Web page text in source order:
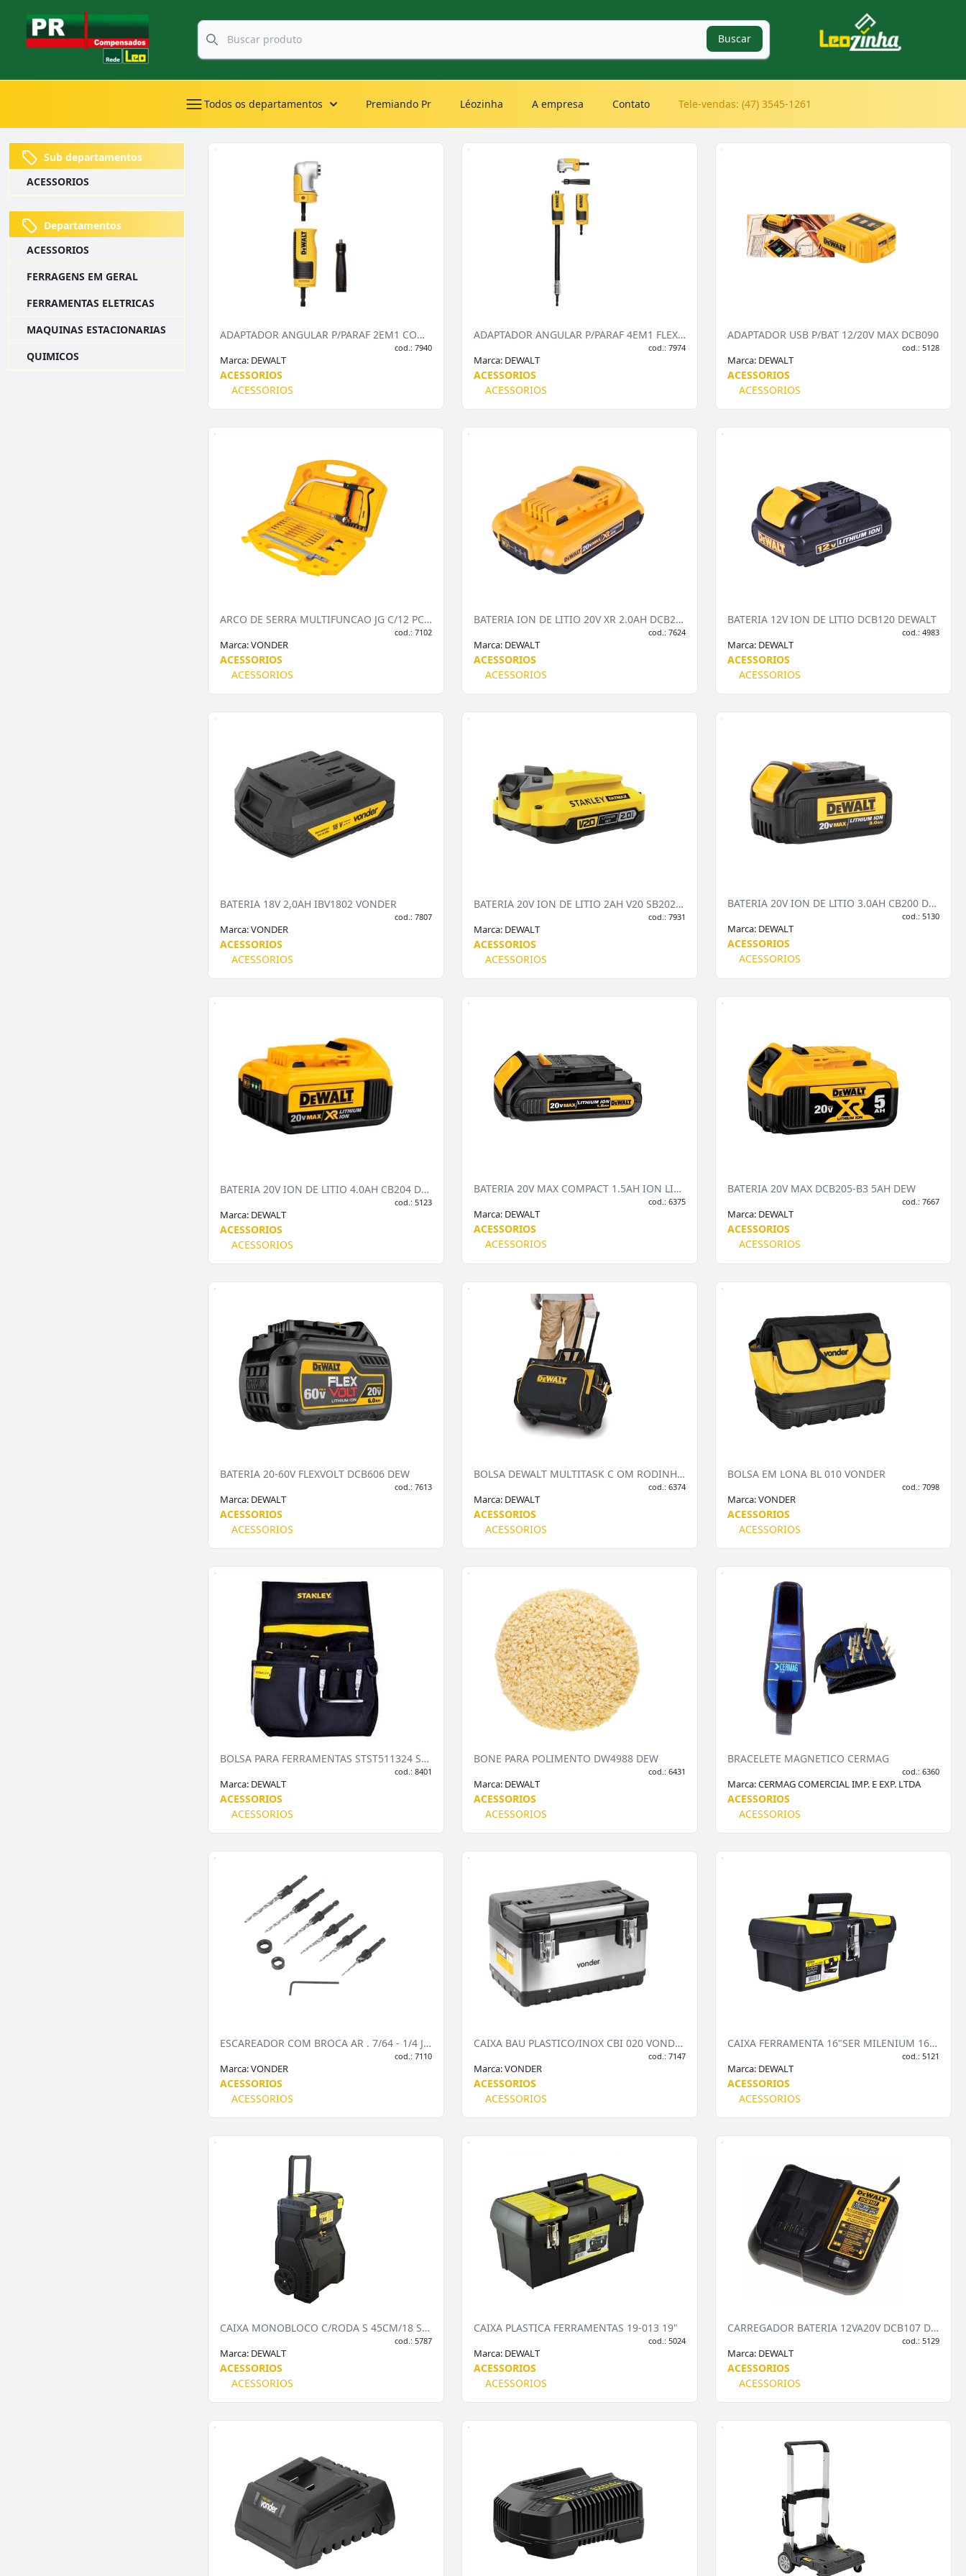
Buscar
Todos os departamentos Premiando Pr Léozinha A empresa Contato Tele-vendas: (47) 3545-1261
Sub departamentos
ACESSORIOS
Departamentos
ACESSORIOS
FERRAGENS EM GERAL
FERRAMENTAS ELETRICAS
MAQUINAS ESTACIONARIAS
QUIMICOS
ADAPTADOR ANGULAR P/PARAF 2EM1 COMP/90 DWAMRA
cod.: 7940
Marca: DEWALT
ACESSORIOS
ACESSORIOS
ADAPTADOR ANGULAR P/PARAF 4EM1 FLEX/90 DWAMRASET
cod.: 7974
Marca: DEWALT
ACESSORIOS
ACESSORIOS
ADAPTADOR USB P/BAT 12/20V MAX DCB090
cod.: 5128
Marca: DEWALT
ACESSORIOS
ACESSORIOS
ARCO DE SERRA MULTIFUNCAO JG C/12 PCS VD
cod.: 7102
Marca:VONDER
ACESSORIOS
ACESSORIOS
BATERIA ION DE LITIO 20V XR 2.0AH DCB203-B3 DEW
cod.: 7624
Marca: DEWALT
ACESSORIOS
ACESSORIOS
BATERIA 12V ION DE LITIO DCB120 DEWALT
cod.: 4983
Marca: DEWALT
ACESSORIOS
ACESSORIOS
BATERIA 18V 2,0AH IBV1802 VONDER
cod.: 7807
Marca:VONDER
ACESSORIOS
ACESSORIOS
BATERIA 20V ION DE LITIO 2AH V20 SB202BR
cod.: 7931
Marca: DEWALT
ACESSORIOS
ACESSORIOS
BATERIA 20V ION DE LITIO 3.0AH CB200 DEW
cod.: 5130
Marca: DEWALT
ACESSORIOS
ACESSORIOS
BATERIA 20V ION DE LITIO 4.0AH CB204 DEW
cod.: 5123
Marca: DEWALT
ACESSORIOS
ACESSORIOS
BATERIA 20V MAX COMPACT 1.5AH ION LITIO DCB201 DEW
cod.: 6375
Marca: DEWALT
ACESSORIOS
ACESSORIOS
BATERIA 20V MAX DCB205-B3 5AH DEW
cod.: 7667
Marca: DEWALT
ACESSORIOS
ACESSORIOS
BATERIA 20-60V FLEXVOLT DCB606 DEW
cod.: 7613
Marca: DEWALT
ACESSORIOS
ACESSORIOS
BOLSA DEWALT MULTITASK C OM RODINHAS DWST82929 DEW
cod.: 6374
Marca: DEWALT
ACESSORIOS
ACESSORIOS
BOLSA EM LONA BL 010 VONDER
cod.: 7098
Marca:VONDER
ACESSORIOS
ACESSORIOS
BOLSA PARA FERRAMENTAS STST511324 STANLEY
cod.: 8401
Marca: DEWALT
ACESSORIOS
ACESSORIOS
BONE PARA POLIMENTO DW4988 DEW
cod.: 6431
Marca: DEWALT
ACESSORIOS
ACESSORIOS
BRACELETE MAGNETICO CERMAG
cod.: 6360
Marca:CERMAG COMERCIAL IMP. E EXP. LTDA
ACESSORIOS
ACESSORIOS
ESCAREADOR COM BROCA AR . 7/64 - 1/4 JG C/8PC VONDER
cod.: 7110
Marca:VONDER
ACESSORIOS
ACESSORIOS
CAIXA BAU PLASTICO/INOX CBI 020 VONDER
cod.: 7147
Marca:VONDER
ACESSORIOS
ACESSORIOS
CAIXA FERRAMENTA 16"SER MILENIUM 16-013
cod.: 5121
Marca: DEWALT
ACESSORIOS
ACESSORIOS
CAIXA MONOBLOCO C/RODA S 45CM/18 ST18800
cod.: 5787
Marca: DEWALT
ACESSORIOS
ACESSORIOS
CAIXA PLASTICA FERRAMENTAS 19-013 19"
cod.: 5024
Marca: DEWALT
ACESSORIOS
ACESSORIOS
CARREGADOR BATERIA 12VA20V DCB107 DEWALT
cod.: 5129
Marca: DEWALT
ACESSORIOS
ACESSORIOS